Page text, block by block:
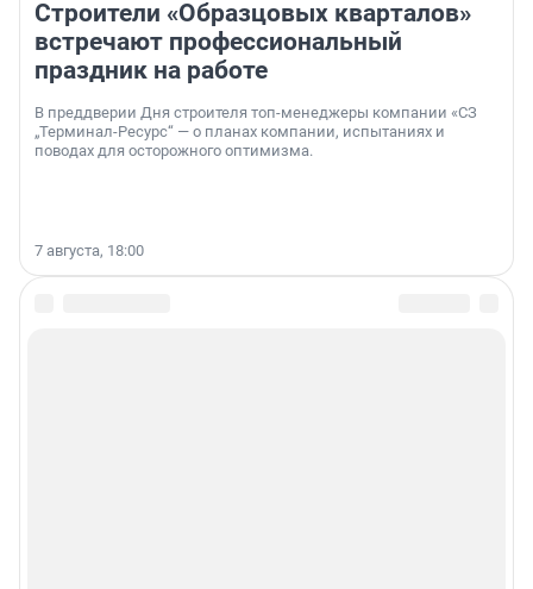
Строители «Образцовых кварталов»
встречают профессиональный
праздник на работе
В преддверии Дня строителя топ-менеджеры компании «СЗ
„Терминал-Ресурс“ — о планах компании, испытаниях и
поводах для осторожного оптимизма.
7 августа, 18:00